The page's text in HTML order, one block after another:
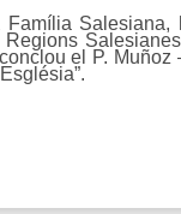
el P.